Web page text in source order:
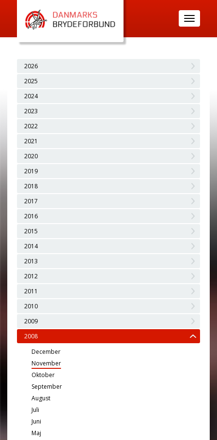
Toggle
navigation
2026
2025
2024
2023
2022
2021
2020
2019
2018
2017
2016
2015
2014
2013
2012
2011
2010
2009
2008
December
November
Oktober
September
August
Juli
Juni
Maj